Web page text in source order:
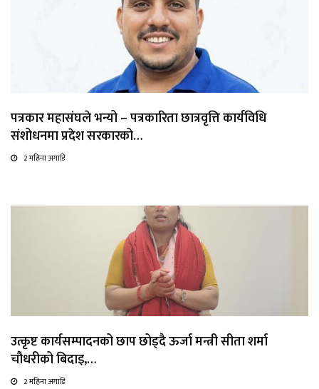
पत्रकार महासंघले भन्यो – पत्रकारिता छात्रवृत्ति कार्यविधि
संशोधनमा प्रदेश सरकारको…
2 महिना अगाडि
उत्कृष्ट कार्यसम्पादनको छाप छोड्दै ऊर्जा मन्त्री सीता शर्मा
चौधरीको बिदाइ,…
2 महिना अगाडि